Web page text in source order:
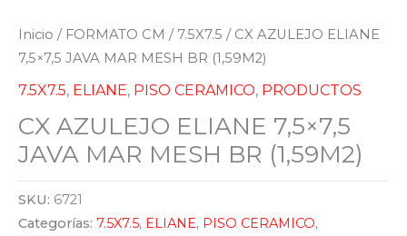
Inicio / FORMATO CM / 7.5X7.5 / CX AZULEJO ELIANE
7,5×7,5 JAVA MAR MESH BR (1,59M2)
7.5X7.5, ELIANE, PISO CERAMICO, PRODUCTOS
CX AZULEJO ELIANE 7,5×7,5
JAVA MAR MESH BR (1,59M2)
SKU: 6721
Categorías: 7.5X7.5, ELIANE, PISO CERAMICO,